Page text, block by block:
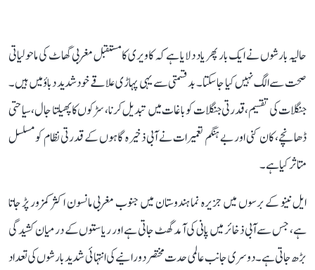
حالیہ بارشوں نے ایک بار پھر یاد دلایا ہے کہ کاویری کا مستقبل مغربی گھاٹ کی ماحولیاتی
صحت سے الگ نہیں کیا جا سکتا۔ بدقسمتی سے یہی پہاڑی علاقے خود شدید دباؤ میں ہیں۔
جنگلات کی تقسیم، قدرتی جنگلات کو باغات میں تبدیل کرنا، سڑکوں کا پھیلتا جال، سیاحتی
ڈھانچے، کان کنی اور بے ہنگم تعمیرات نے آبی ذخیرہ گاہوں کے قدرتی نظام کو مسلسل
متاثر کیا ہے۔
ایل نینو کے برسوں میں جزیرہ نما ہندوستان میں جنوب مغربی مانسون اکثر کمزور پڑ جاتا
ہے، جس سے آبی ذخائر میں پانی کی آمد گھٹ جاتی ہے اور ریاستوں کے درمیان کشیدگی
بڑھ جاتی ہے۔ دوسری جانب عالمی حدت مختصر دورانیے کی انتہائی شدید بارشوں کی تعداد